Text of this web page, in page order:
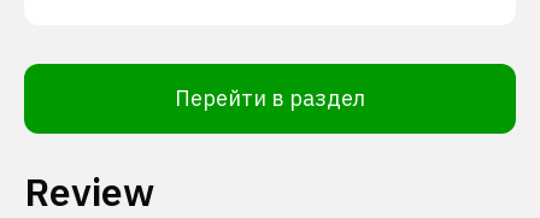
Перейти в раздел
Review